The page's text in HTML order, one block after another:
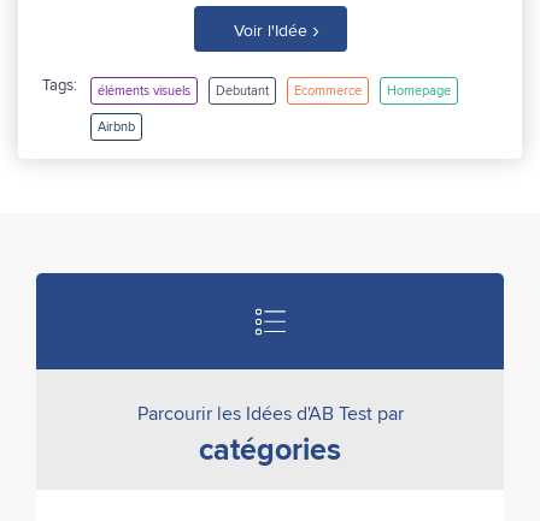
Voir l'Idée ›
Tags: éléments visuels Debutant Ecommerce Homepage
Airbnb
Parcourir les Idées d'AB Test par
catégories